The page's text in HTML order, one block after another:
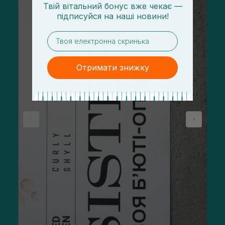
Твій вітальний бонус вже чекає —
підписуйся на наші новини!
email
Отримати знижку